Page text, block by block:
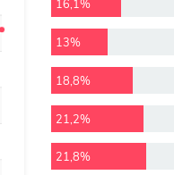
16,1%
13%
18,8%
21,2%
21,8%